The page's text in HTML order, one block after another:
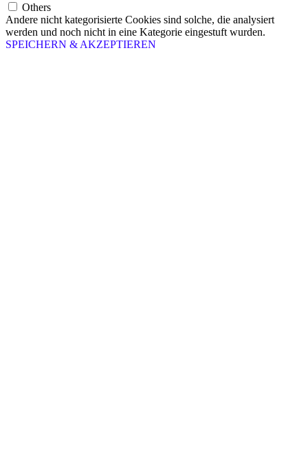
Others
Andere nicht kategorisierte Cookies sind solche, die analysiert
werden und noch nicht in eine Kategorie eingestuft wurden.
SPEICHERN & AKZEPTIEREN